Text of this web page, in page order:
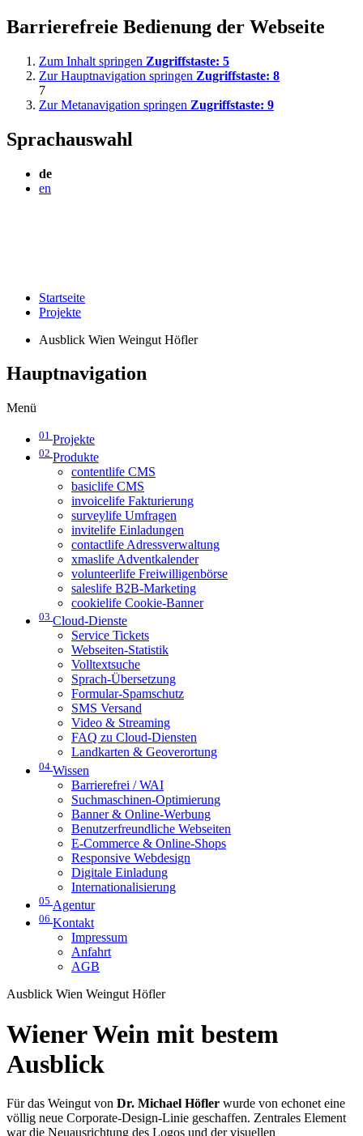
Barrierefreie Bedienung der Webseite
Zum Inhalt springen Zugriffstaste: 5
Zur Hauptnavigation springen Zugriffstaste: 8
7
Zur Metanavigation springen Zugriffstaste: 9
Sprachauswahl
de
en
Startseite
Projekte
Ausblick Wien Weingut Höfler
Hauptnavigation
Menü
01 Projekte
02 Produkte
contentlife CMS
basiclife CMS
invoicelife Fakturierung
surveylife Umfragen
invitelife Einladungen
contactlife Adressverwaltung
xmaslife Adventkalender
volunteerlife Freiwilligenbörse
saleslife B2B-Marketing
cookielife Cookie-Banner
03 Cloud-Dienste
Service Tickets
Webseiten-Statistik
Volltextsuche
Sprach-Übersetzung
Formular-Spamschutz
SMS Versand
Video & Streaming
FAQ zu Cloud-Diensten
Landkarten & Geoverortung
04 Wissen
Barrierefrei / WAI
Suchmaschinen-Optimierung
Banner & Online-Werbung
Benutzerfreundliche Webseiten
E-Commerce & Online-Shops
Responsive Webdesign
Digitale Einladung
Internationalisierung
05 Agentur
06 Kontakt
Impressum
Anfahrt
AGB
Ausblick Wien Weingut Höfler
Wiener Wein mit bestem
Ausblick
Für das Weingut von Dr. Michael Höfler wurde von echonet eine
völlig neue Corporate-Design-Linie geschaffen. Zentrales Element
war die Neuausrichtung des Logos und der visuellen